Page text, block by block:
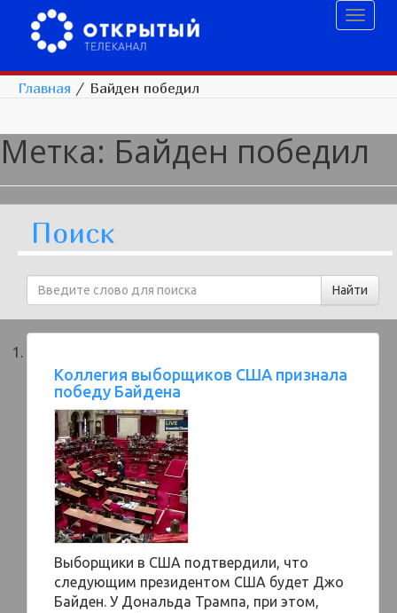
Главная / Байден победил
Метка: Байден победил
Поиск
Коллегия выборщиков США признала
победу Байдена
Выборщики в США подтвердили, что
следующим президентом США будет Джо
Байден. У Дональда Трампа, при этом,